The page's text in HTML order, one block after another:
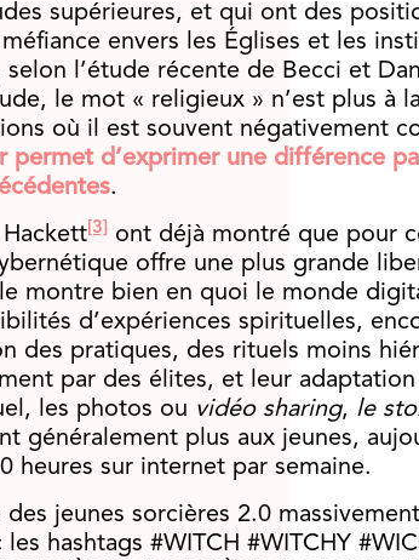
supérieures, et qui ont des
envers les Églises et les
l’étude récente de Becci et
le mot « religieux » n’est plus à
où il est souvent négativement
permet d’exprimer une différence
.
[3]
ont déjà montré que pour
offre une plus grande
montre bien en quoi le monde
d’expériences spirituelles,
des pratiques, des rituels moins
par des élites, et leur
les photos ou vidéo sharing, le
généralement plus aux jeunes,
heures sur internet par semaine.
des jeunes sorcières 2.0
les hashtags #WITCH #WITCHY